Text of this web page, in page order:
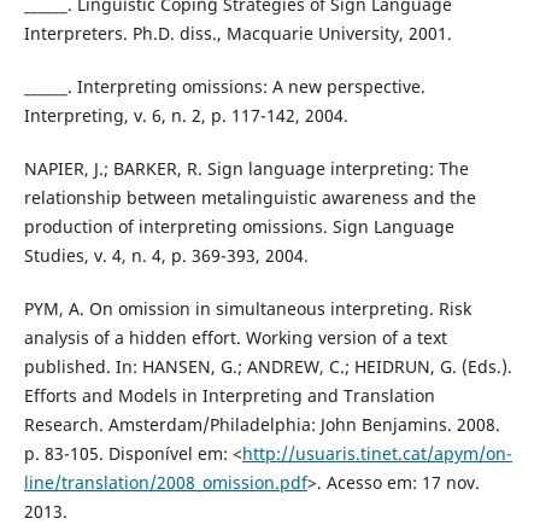
Interpreters. Ph.D. diss., Macquarie University, 2001.
______. Interpreting omissions: A new perspective.
Interpreting, v. 6, n. 2, p. 117-142, 2004.
NAPIER, J.; BARKER, R. Sign language interpreting: The
relationship between metalinguistic awareness and the
production of interpreting omissions. Sign Language
Studies, v. 4, n. 4, p. 369-393, 2004.
PYM, A. On omission in simultaneous interpreting. Risk
analysis of a hidden effort. Working version of a text
published. In: HANSEN, G.; ANDREW, C.; HEIDRUN, G. (Eds.).
Efforts and Models in Interpreting and Translation
Research. Amsterdam/Philadelphia: John Benjamins. 2008.
p. 83-105. Disponível em: <http://usuaris.tinet.cat/apym/on-
line/translation/2008_omission.pdf>. Acesso em: 17 nov.
2013.